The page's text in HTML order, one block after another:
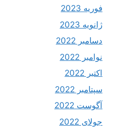
فوریه 2023
ژانویه 2023
دسامبر 2022
نوامبر 2022
اکتبر 2022
سپتامبر 2022
آگوست 2022
جولای 2022